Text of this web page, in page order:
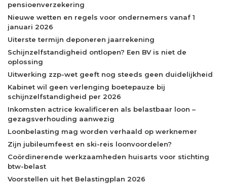
pensioenverzekering
Nieuwe wetten en regels voor ondernemers vanaf 1
januari 2026
Uiterste termijn deponeren jaarrekening
Schijnzelfstandigheid ontlopen? Een BV is niet de
oplossing
Uitwerking zzp-wet geeft nog steeds geen duidelijkheid
Kabinet wil geen verlenging boetepauze bij
schijnzelfstandigheid per 2026
Inkomsten actrice kwalificeren als belastbaar loon –
gezagsverhouding aanwezig
Loonbelasting mag worden verhaald op werknemer
Zijn jubileumfeest en ski-reis loonvoordelen?
Coördinerende werkzaamheden huisarts voor stichting
btw-belast
Voorstellen uit het Belastingplan 2026